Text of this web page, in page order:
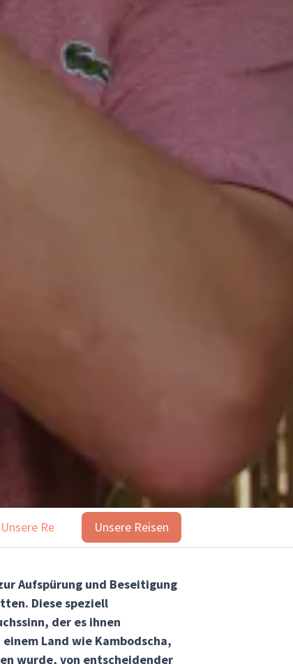
Unsere Reisen Unsere Reisen
Aufspürung und Beseitigung
Diese speziell
der es ihnen
Land wie Kambodscha,
wurde, von entscheidender